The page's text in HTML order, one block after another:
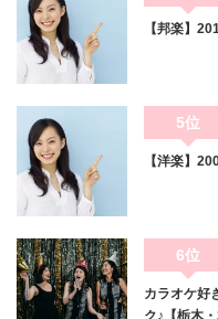
【邦楽】
5位
【洋楽】
6位
カラオケ好
ク♪【栃木・